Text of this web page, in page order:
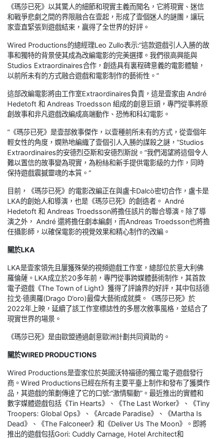
《瑪莎已死》以其驚人的細節和現實主義而聞名，它將現實、迷信
和戰爭悲劇之間的界限融合在壹起，形成了壹個迷人的謎團，讓玩
家壹直緊張到遊戲結束，贏得了全世界的好評。
Wired Productions的總經理Leo Zullo表示:“這款遊戲引人入勝的故
事和獨特的背景使其成為改編電影的完美選擇。我們很高興能與
Studios Extraordinaires合作，創造具有裏程碑意義的電影體驗，
以前所未有的方式融合遊戲和電影制作的藝術性。”
這部改編電影將由工作室Extraordinaires負責，這是壹家由 André
Hedetoft 和 Andreas Troedsson 組成的創意巨頭，專門從事將原
創故事和非凡遊戲改編成高端動作、恐怖和科幻電影。
“《瑪莎已死》是壹部敘事傑作，以壹種前所未有的方式，從壹個年
輕女性的角度，嫻熟地編織了壹個引人入勝的謀殺之謎，”Studios
Extraordinaires的安德烈亞斯和安德烈斯說。“我們渴望將這個令人
難以置信的故事變為現實，為粉絲和新手提供電影級的力作，同時
保持遊戲震撼靈魂的本質。”
目前，《瑪莎已死》的電影改編正在與盧卡Dalcò密切合作，盧卡是
LKA的創始人和導演，也是《瑪莎已死》的創造者。 André
Hedetoft 和 Andreas Troedsson將擔任該片的聯合導演。除了導
演之外， André 還將擔任劇本編劇，而Andreas Troedsson也將擔
任攝影師，以確保電影的視覺效果和精心制作的改編。
關於LKA
LKA是壹家領先且屢獲殊榮的視頻遊戲工作室，總部位於意大利佛
羅倫薩。LKA成立於20多年前，專門從事跨媒體藝術制作，其首款
電子遊戲《The Town of Light》獲得了評論界的好評，其中包括德
拉戈·德奧羅(Drago D’oro)最偉大藝術成就獎。《瑪莎已死》於
2022年上映，延續了該工作室標誌性的多層次敘事風格，並結合了
現實世界的場景。
《瑪莎已死》是由歐盟通過創意歐洲計劃共同資助的。
關於WIRED PRODUCTIONS
Wired Productions是壹家位於英國沃特福德的獨立電子遊戲發行
商。Wired Productions已經在所有主要平臺上制作和發布了獲獎作
品，其遊戲的策劃傳達了它的口號:“激情驅動”。最近推出的實體和
數字媒體遊戲包括《Tin Hearts》、《The Last Worker》、《Tiny
Troopers: Global Ops》、《Arcade Paradise》、《Martha Is
Dead》、《The Falconeer》和《Deliver Us The Moon》。即將
推出的遊戲包括Gori: Cuddly Carnage, Hotel Architect和